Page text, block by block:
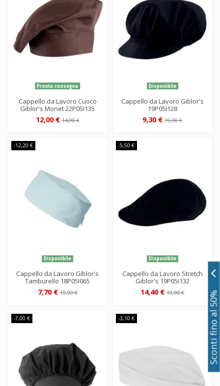
Pronta consegna
Cappello da Lavoro Cuoco
Giblor's Monet 22P05I135
12,00 €14,90 €
Disponibile
Cappello da Lavoro Giblor's
19P05I128
9,30 €19,90 €
-12,20 €
Disponibile
Cappello da Lavoro Giblor's
Tamburello 18P05I065
7,70 €19,90 €
-5,50 €
Disponibile
Cappello da Lavoro Stretch
Giblor's 19P05I132
14,40 €19,90 €
-7,00 € -3,10 € Sconti fino al 50%